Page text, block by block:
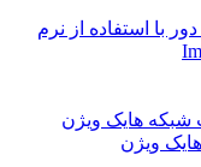
شبکه هایک ویژن
ویژن